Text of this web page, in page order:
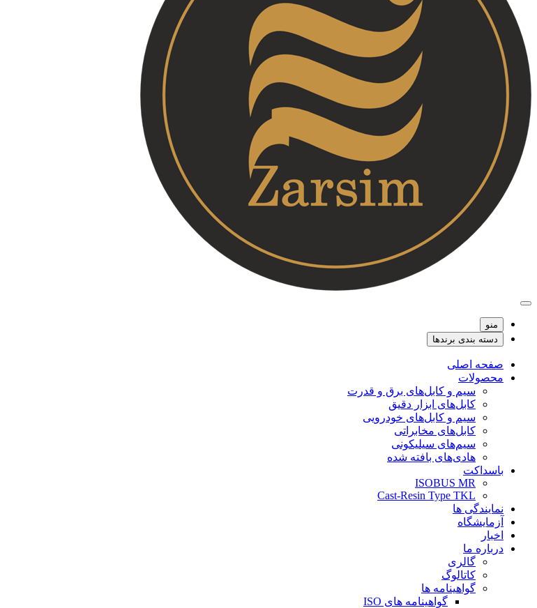
منو
دسته بندی برندها
صفحه اصلی
محصولات
سیم و کابل‌های برق و قدرت
کابل‌های ابزار دقیق
سیم و کابل‌های خودرویی
کابل‌‌های مخابراتی
سیم‌های سیلیکونی
هادی‌های بافته شده
باسداکت
ISOBUS MR
Cast-Resin Type TKL
نمایندگی ها
آزمایشگاه
اخبار
درباره ما
گالری
کاتالوگ
گواهینامه ها
گواهینامه های ISO